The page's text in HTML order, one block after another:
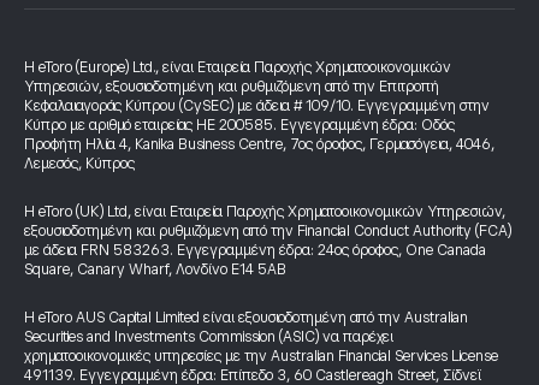
Η eToro (Europe) Ltd., είναι Εταιρεία Παροχής Χρηματοοικονομικών
Υπηρεσιών, εξουσιοδοτημένη και ρυθμιζόμενη από την Επιτροπή
Κεφαλαιαγοράς Κύπρου (CySEC) με άδεια # 109/10. Εγγεγραμμένη στην
Κύπρο με αριθμό εταιρείας HE 200585. Εγγεγραμμένη έδρα: Οδός
Προφήτη Ηλία 4, Kanika Business Centre, 7ος όροφος, Γερμασόγεια, 4046,
Λεμεσός, Κύπρος
Η eToro (UK) Ltd, είναι Εταιρεία Παροχής Χρηματοοικονομικών Υπηρεσιών,
εξουσιοδοτημένη και ρυθμιζόμενη από την Financial Conduct Authority (FCA)
με άδεια FRN 583263. Εγγεγραμμένη έδρα: 24ος όροφος, One Canada
Square, Canary Wharf, Λονδίνο E14 5AB
Η eToro AUS Capital Limited είναι εξουσιοδοτημένη από την Australian
Securities and Investments Commission (ASIC) να παρέχει
χρηματοοικονομικές υπηρεσίες με την Australian Financial Services License
491139. Εγγεγραμμένη έδρα: Επίπεδο 3, 60 Castlereagh Street, Σίδνεϊ